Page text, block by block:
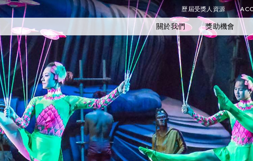
歷屆受獎人資源
關於我們 獎助機會
最新活動
歷年活動